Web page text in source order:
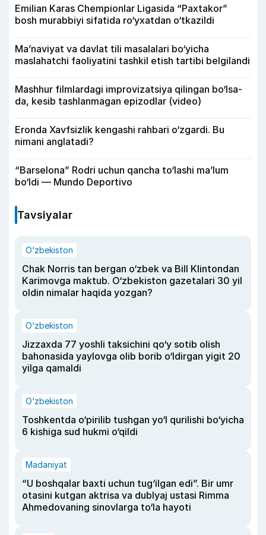
Emilian Karas Chempionlar Ligasida “Paxtakor”
bosh murabbiyi sifatida ro‘yxatdan o‘tkazildi
Ma’naviyat va davlat tili masalalari bo‘yicha
maslahatchi faoliyatini tashkil etish tartibi belgilandi
Mashhur filmlardagi improvizatsiya qilingan bo‘lsa-
da, kesib tashlanmagan epizodlar (video)
Eronda Xavfsizlik kengashi rahbari o‘zgardi. Bu
nimani anglatadi?
“Barselona” Rodri uchun qancha to‘lashi ma’lum
bo‘ldi — Mundo Deportivo
Tavsiyalar
O‘zbekiston
Chak Norris tan bergan o‘zbek va Bill Klintondan
Karimovga maktub. O‘zbekiston gazetalari 30 yil
oldin nimalar haqida yozgan?
O‘zbekiston
Jizzaxda 77 yoshli taksichini qo‘y sotib olish
bahonasida yaylovga olib borib o‘ldirgan yigit 20
yilga qamaldi
O‘zbekiston
Toshkentda o‘pirilib tushgan yo‘l qurilishi bo‘yicha
6 kishiga sud hukmi o‘qildi
Madaniyat
“U boshqalar baxti uchun tug‘ilgan edi”. Bir umr
otasini kutgan aktrisa va dublyaj ustasi Rimma
Ahmedovaning sinovlarga to‘la hayoti